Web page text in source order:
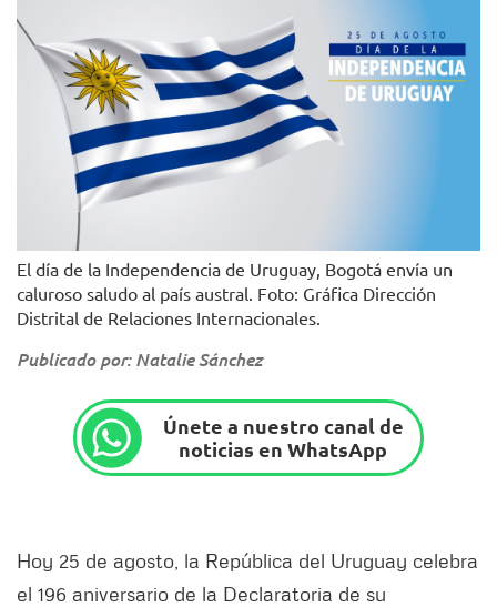
El día de la Independencia de Uruguay, Bogotá envía un
caluroso saludo al país austral. Foto: Gráfica Dirección
Distrital de Relaciones Internacionales.
Publicado por: Natalie Sánchez
Únete a nuestro canal de
noticias en WhatsApp
Hoy 25 de agosto, la República del Uruguay celebra
el 196 aniversario de la Declaratoria de su